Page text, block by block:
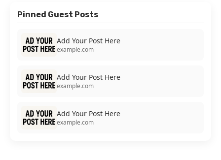
Pinned Guest Posts
Add Your Post Here
example.com
Add Your Post Here
example.com
Add Your Post Here
example.com